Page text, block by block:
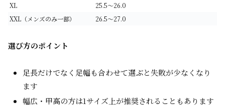
XL
25.5～26.0
XXL（メンズのみ一部）
26.5～27.0
選び方のポイント
足長だけでなく足幅も合わせて選ぶと失敗が少なくなり
ます
幅広・甲高の方は1サイズ上が推奨されることもあります